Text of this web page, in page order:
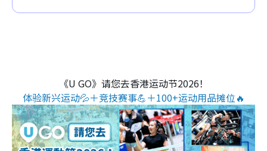
《U GO》请您去香港运动节2026！
体验新兴运动💦＋竞技赛事💪＋100+运动用品摊位🔥